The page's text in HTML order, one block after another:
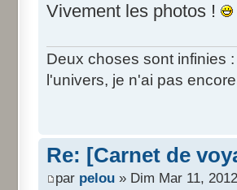
Vivement les photos !
Deux choses sont infinies
l'univers, je n'ai pas
Re: [Carnet de
par pelou » Dim Mar 11,